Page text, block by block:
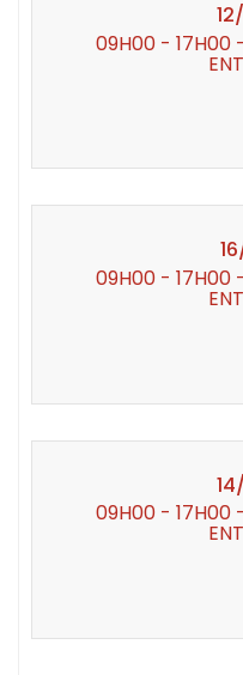
09H00 - 17H00
09H00 - 17H00
09H00 - 17H00